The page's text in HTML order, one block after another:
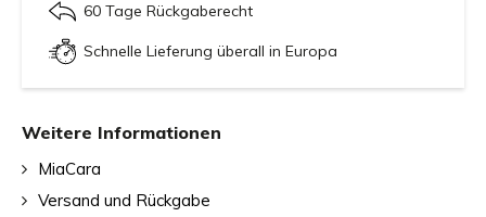
60 Tage Rückgaberecht
Schnelle Lieferung überall in Europa
Weitere Informationen
MiaCara
Versand und Rückgabe